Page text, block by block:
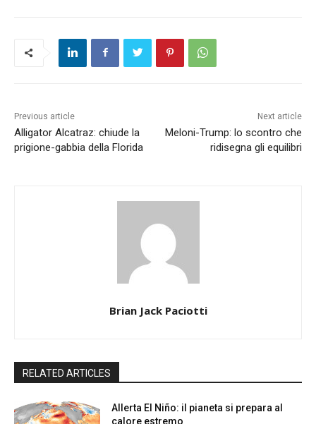
Previous article
Alligator Alcatraz: chiude la
prigione-gabbia della Florida
Next article
Meloni-Trump: lo scontro che
ridisegna gli equilibri
Brian Jack Paciotti
RELATED ARTICLES
Allerta El Niño: il pianeta si prepara al
calore estremo